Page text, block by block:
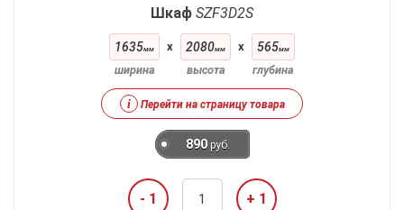
Шкаф SZF3D2S
1635мм
ширина
x 2080мм
высота
x 565мм
глубина
i Перейти на страницу товара
890 руб.
- 1 + 1